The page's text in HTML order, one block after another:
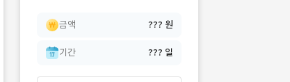
금액 ??? 원
기간 ??? 일